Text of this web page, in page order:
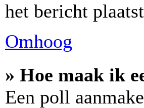
het bericht
Omhoog
» Hoe maak ik
Een poll